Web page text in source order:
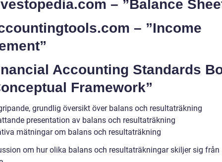
– ”Balance
– ”Income
Accounting Standards
Framework”
grundlig översikt över balans och resultaträkning
presentation av balans och resultaträkning
mätningar om balans och resultaträkning
om hur olika balans och resultaträkningar skiljer sig från